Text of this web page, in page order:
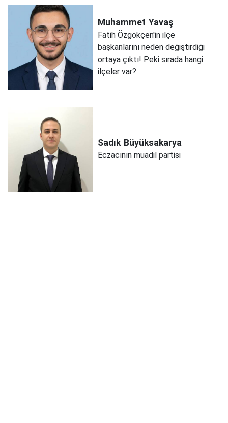
Muhammet Yavaş
Fatih Özgökçen'in ilçe
başkanlarını neden değiştirdiği
ortaya çıktı! Peki sırada hangi
ilçeler var?
Sadık Büyüksakarya
Eczacının muadil partisi